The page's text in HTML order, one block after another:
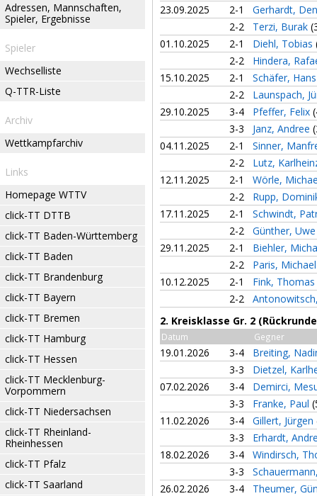
Adressen, Mannschaften,
Spieler, Ergebnisse
Spieler
Wechselliste
Q-TTR-Liste
Archiv
Wettkampfarchiv
Links
Homepage WTTV
click-TT DTTB
click-TT Baden-Württemberg
click-TT Baden
click-TT Brandenburg
click-TT Bayern
click-TT Bremen
click-TT Hamburg
click-TT Hessen
click-TT Mecklenburg-
Vorpommern
click-TT Niedersachsen
click-TT Rheinland-
Rheinhessen
click-TT Pfalz
click-TT Saarland
23.09.2025
2-1
Gerhardt,
2-2
Terzi, Burak
01.10.2025
2-1 Diehl, Tobias
2-2
Hindera,
15.10.2025
2-1
Schäfer,
2-2
Launspach,
29.10.2025
3-4 Pfeffer, Felix
3-3
Janz, Andree
04.11.2025
2-1
Sinner,
2-2
Lutz,
12.11.2025
2-1
Wörle,
2-2
Rupp,
17.11.2025
2-1
Schwindt,
2-2
Günther,
29.11.2025
2-1
Biehler,
2-2
Paris,
10.12.2025
2-1
Fink, Thomas
2-2
2. Kreisklasse Gr. 2
Datum Gegner
19.01.2026 3-4
Breiting,
3-3
Dietzel,
07.02.2026
3-4
Demirci,
3-3
Franke, Paul
11.02.2026
3-4 Gillert, Jürgen
3-3
Erhardt,
18.02.2026
3-4
Windirsch,
3-3
26.02.2026
3-4
Theumer,